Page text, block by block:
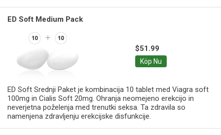
ED Soft Medium Pack
$51.99
Köp Nu
ED Soft Srednji Paket je kombinacija 10 tablet med Viagra soft
100mg in Cialis Soft 20mg. Ohranja neomejeno erekcijo in
neverjetna poželenja med trenutki seksa. Ta zdravila so
namenjena zdravljenju erekcijske disfunkcije.